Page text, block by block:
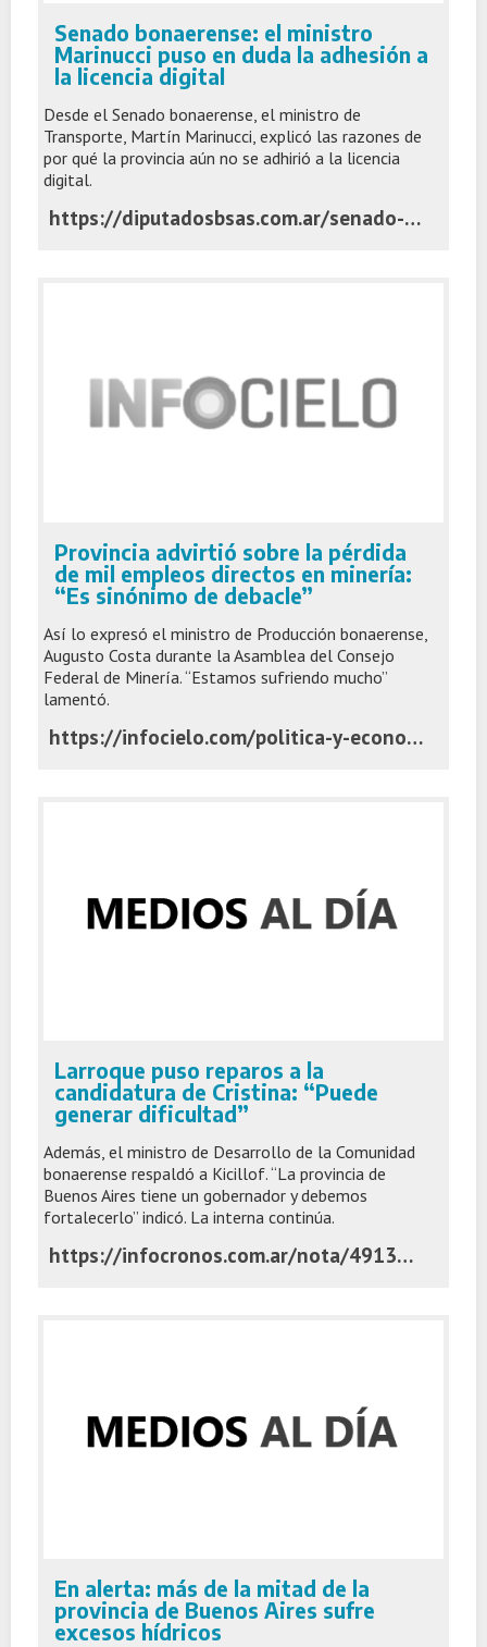
Senado bonaerense: el ministro
Marinucci puso en duda la adhesión a
la licencia digital
Desde el Senado bonaerense, el ministro de
Transporte, Martín Marinucci, explicó las razones de
por qué la provincia aún no se adhirió a la licencia
digital.
https://diputadosbsas.com.ar/senado-bonaerense-marinucci-licencia-digital/
Provincia advirtió sobre la pérdida
de mil empleos directos en minería:
“Es sinónimo de debacle”
Así lo expresó el ministro de Producción bonaerense,
Augusto Costa durante la Asamblea del Consejo
Federal de Minería. “Estamos sufriendo mucho”
lamentó.
https://infocielo.com/politica-y-economia/provincia-advirtio-sobre-la-perdida-de-mil-empleos-directos-en-mineria-es-sinonimo-de-debacle
Larroque puso reparos a la
candidatura de Cristina: “Puede
generar dificultad”
Además, el ministro de Desarrollo de la Comunidad
bonaerense respaldó a Kicillof. “La provincia de
Buenos Aires tiene un gobernador y debemos
fortalecerlo” indicó. La interna continúa.
https://infocronos.com.ar/nota/49138/larroque-puso-reparos-a-la-candidatura-de-cristina-puede-generar-dificultad/
En alerta: más de la mitad de la
provincia de Buenos Aires sufre
excesos hídricos